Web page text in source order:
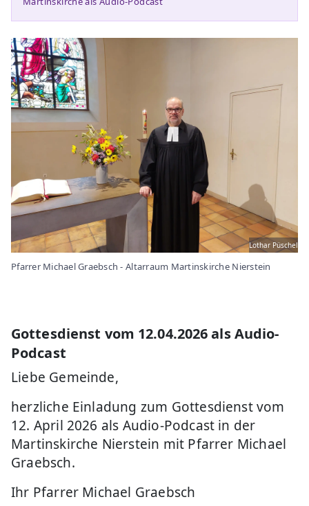
Lothar Püschel
Pfarrer Michael Graebsch - Altarraum Martinskirche Nierstein
Gottesdienst vom 12.04.2026 als Audio-
Podcast
Liebe Gemeinde,
herzliche Einladung zum Gottesdienst vom
12. April 2026 als Audio-Podcast in der
Martinskirche Nierstein mit Pfarrer Michael
Graebsch.
Ihr Pfarrer Michael Graebsch